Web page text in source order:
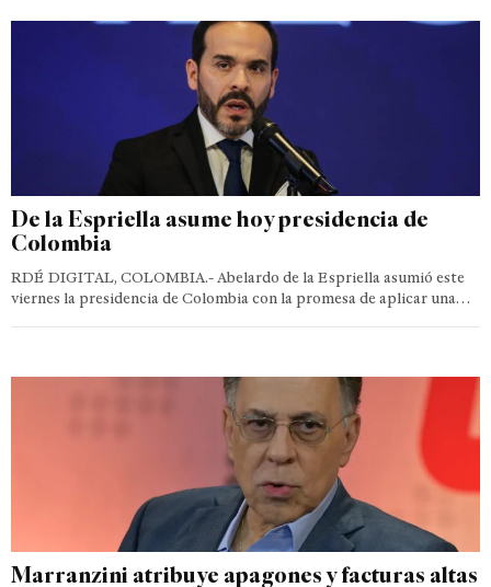
De la Espriella asume hoy presidencia de
Colombia
RDÉ DIGITAL, COLOMBIA.- Abelardo de la Espriella asumió este
viernes la presidencia de Colombia con la promesa de aplicar una…
Marranzini atribuye apagones y facturas altas